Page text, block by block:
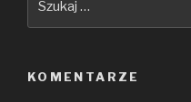
KOMENTARZE